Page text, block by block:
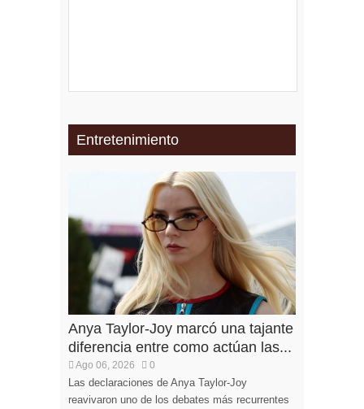
Entretenimiento
Anya Taylor-Joy marcó una tajante
diferencia entre como actúan las...
Ago 06, 2026 0
Las declaraciones de Anya Taylor-Joy
reavivaron uno de los debates más recurrentes